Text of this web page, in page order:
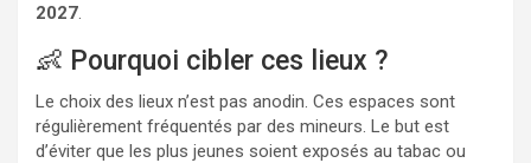
2027.
👶 Pourquoi cibler ces lieux ?
Le choix des lieux n’est pas anodin. Ces espaces sont
régulièrement fréquentés par des mineurs. Le but est
d’éviter que les plus jeunes soient exposés au tabac ou